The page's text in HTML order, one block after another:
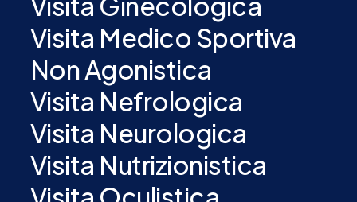
Visita Medico Sportiva
Non Agonistica
Visita Nefrologica
Visita Neurologica
Visita Nutrizionistica